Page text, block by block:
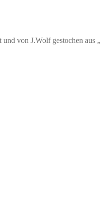
von J.Wolf gestochen aus